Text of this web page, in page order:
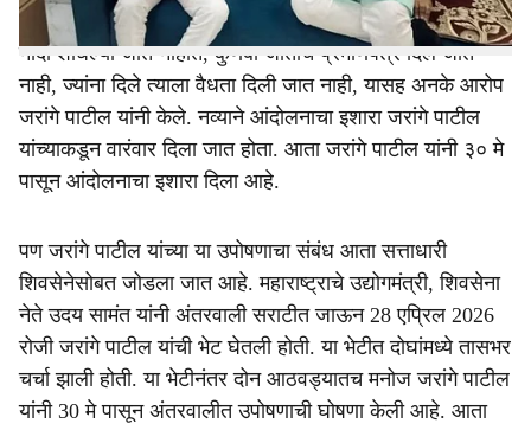
असल्याचा आरोप आंदोलक मनोज जरांगे पाटील यांनी वारंवार केला.
नोंदी शोधल्या जात नाहीत, कुणबी जातीचे प्रमाणपत्र दिले जात
नाही, ज्यांना दिले त्याला वैधता दिली जात नाही, यासह अनके आरोप
जरांगे पाटील यांनी केले. नव्याने आंदोलनाचा इशारा जरांगे पाटील
यांच्याकडून वारंवार दिला जात होता. आता जरांगे पाटील यांनी ३० मे
पासून आंदोलनाचा इशारा दिला आहे.
पण जरांगे पाटील यांच्या या उपोषणाचा संबंध आता सत्ताधारी
शिवसेनेसोबत जोडला जात आहे. महाराष्ट्राचे उद्योगमंत्री, शिवसेना
नेते उदय सामंत यांनी अंतरवाली सराटीत जाऊन 28 एप्रिल 2026
रोजी जरांगे पाटील यांची भेट घेतली होती. या भेटीत दोघांमध्ये तासभर
चर्चा झाली होती. या भेटीनंतर दोन आठवड्यातच मनोज जरांगे पाटील
यांनी 30 मे पासून अंतरवालीत उपोषणाची घोषणा केली आहे. आता